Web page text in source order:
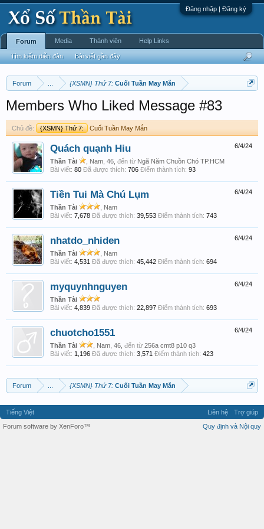
Đăng nhập | Đăng ký
Forum {XSMN} Thứ 7: Cuối Tuần May Mắn
Members Who Liked Message #83
Chủ đề: {XSMN} Thứ 7: Cuối Tuần May Mắn
6/4/24
Quách quạnh Hiu
Thần Tài , Nam, 46, đến từ Ngã Năm Chuồn Chó TP.HCM
Bài viết: 80 Đã được thích: 706 Điểm thành tích: 93
6/4/24
Tiền Tui Mà Chú Lụm
Thần Tài
, Nam
Bài viết: 7,678 Đã được thích: 39,553 Điểm thành tích: 743
6/4/24
nhatdo_nhiden
Thần Tài
, Nam
Bài viết: 4,531 Đã được thích: 45,442 Điểm thành tích: 694
6/4/24
myquynhnguyen
Thần Tài
Bài viết: 4,839 Đã được thích: 22,897 Điểm thành tích: 693
6/4/24
chuotcho1551
Thần Tài , Nam, 46, đến từ 256a cmt8 p10 q3
Bài viết: 1,196 Đã được thích: 3,571 Điểm thành tích: 423
Forum {XSMN} Thứ 7: Cuối Tuần May Mắn
Forum
Tìm kiếm diễn đàn Bài viết gần đây
Media Thành viên Help Links
Tiếng Việt Liên hệ
Trợ giúp
Quy định và Nội quy
Forum software by XenForo™